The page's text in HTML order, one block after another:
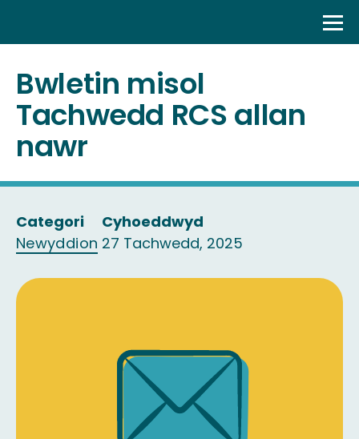
Bwletin misol
Tachwedd RCS allan
nawr
Categori
Newyddion
Cyhoeddwyd
27 Tachwedd, 2025